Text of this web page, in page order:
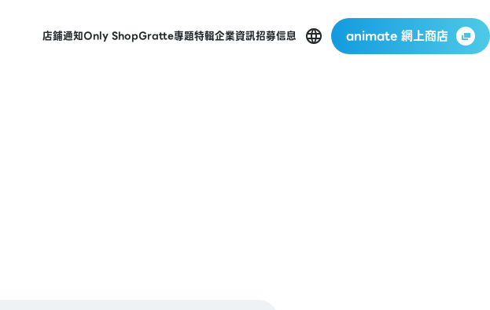
店鋪通知Only ShopGratte專題特輯企業資訊招募信息 animate 網上商店